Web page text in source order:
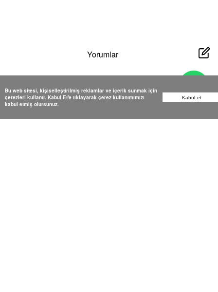
Bu web sitesi, kişiselleştirilmiş reklamlar ve içerik sunmak için
çerezleri kullanır. Kabul Et'e tıklayarak çerez kullanımımızı
kabul etmiş olursunuz.
Kabul et
Yorumlar